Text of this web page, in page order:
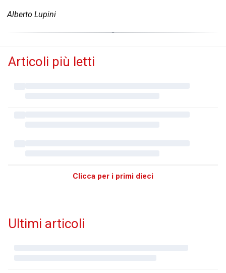
Alberto Lupini
Articoli più letti
Clicca per i primi dieci
Ultimi articoli